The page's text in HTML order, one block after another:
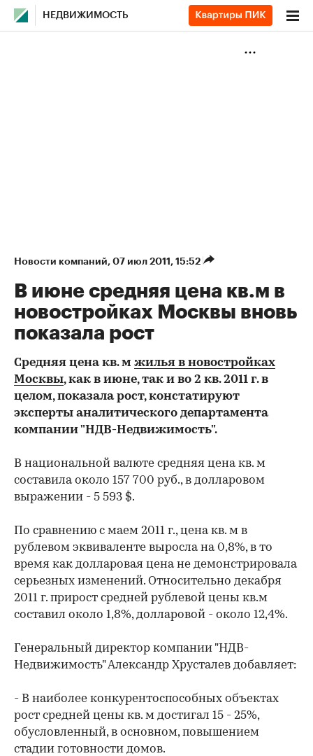
НЕДВИЖИМОСТЬ
Новости компаний⁠, 07 июл 2011, 15:52
В июне средняя цена кв.м в
новостройках Москвы вновь
показала рост
Средняя цена кв. м жилья в новостройках
Москвы, как в июне, так и во 2 кв. 2011 г. в
целом, показала рост, констатируют
эксперты аналитического департамента
компании "НДВ-Недвижимость".
В национальной валюте средняя цена кв. м
составила около 157 700 руб., в долларовом
выражении - 5 593 $.
По сравнению с маем 2011 г., цена кв. м в
рублевом эквиваленте выросла на 0,8%, в то
время как долларовая цена не демонстрировала
серьезных изменений. Относительно декабря
2011 г. прирост средней рублевой цены кв.м
составил около 1,8%, долларовой - около 12,4%.
Генеральный директор компании "НДВ-
Недвижимость" Александр Хрусталев добавляет:
- В наиболее конкурентоспособных объектах
рост средней цены кв. м достигал 15 - 25%,
обусловленный, в основном, повышением
стадии готовности домов.